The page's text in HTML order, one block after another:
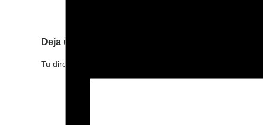
Deja una respuesta
Tu dirección de correo electrónico no será publicada.